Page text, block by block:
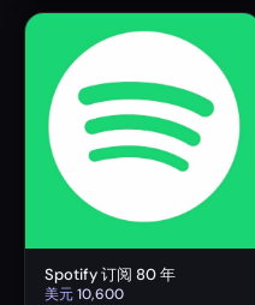
Spotify 订阅 80 年
美元10,600